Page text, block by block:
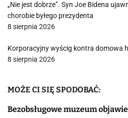
„Nie jest dobrze”. Syn Joe Bidena
chorobie byłego prezydenta
8 sierpnia 2026
Korporacyjny wyścig kontra domowa
8 sierpnia 2026
MOŻE CI SIĘ SPODOBAĆ:
Bezobsługowe muzeum